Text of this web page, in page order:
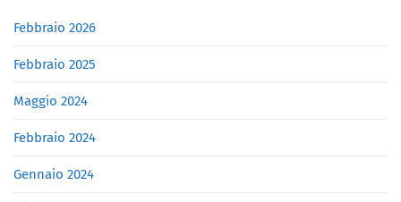
Febbraio 2026
Febbraio 2025
Maggio 2024
Febbraio 2024
Gennaio 2024